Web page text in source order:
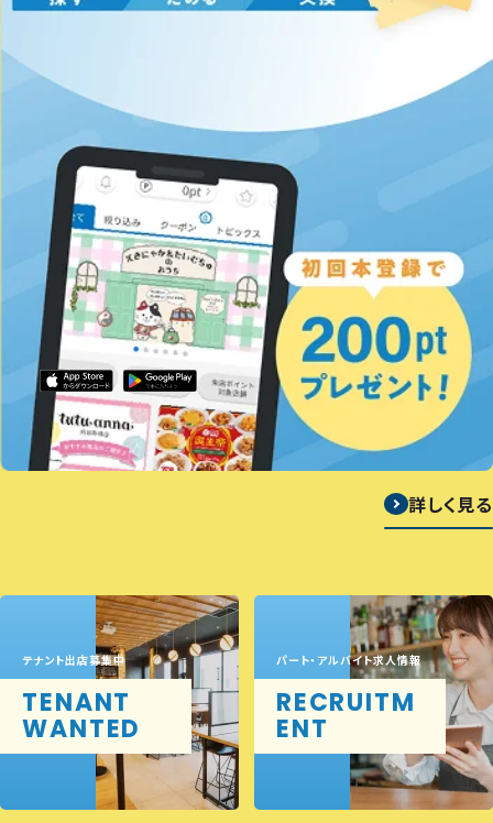
詳しく見る
テナント出店募集中
TENANT
WANTED
パート・アルバイト求人情報
RECRUITM
ENT